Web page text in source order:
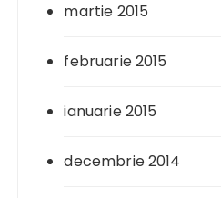
martie 2015
februarie 2015
ianuarie 2015
decembrie 2014